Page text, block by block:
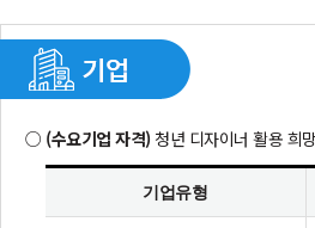
(수요기업 자격) 청년 디자이너 활용 희
기업유형